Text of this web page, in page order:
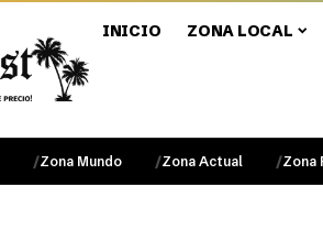
INICIO ZONA LOCAL
Zona Mundo Zona Actual Zona